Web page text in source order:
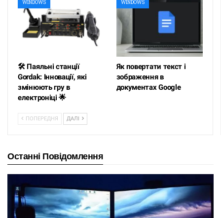
WINDOWS
🛠️ Паяльні станції
Gordak: Інновації, які
змінюють гру в
електроніці 🌟
WINDOWS
Як повертати текст і
зображення в
документах Google
ПОПЕРЕДНЯ ДАЛІ
Останні Повідомлення